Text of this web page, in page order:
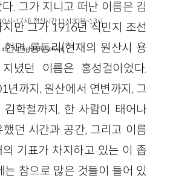
. 그가 지니고 떠난 이름은 김
만 그가 1916년 식민지 조선
면 룡동리(현재의 원산시 용
녔던 이름은 홍성걸이었다.
년까지, 원산에서 연변까지, 그
김학철까지, 한 사람이 태어나
던 시간과 공간, 그리고 이름
기표가 차지하고 있는 이 좁
는 참으로 많은 것들이 들어 있
시~17시), 점심시간 11시 30분~13시
All Rights Reserved.